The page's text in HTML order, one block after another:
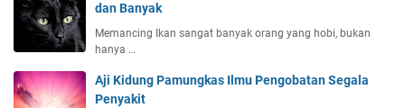
dan Banyak
Memancing Ikan sangat banyak orang yang hobi, bukan
hanya …
Aji Kidung Pamungkas Ilmu Pengobatan Segala
Penyakit